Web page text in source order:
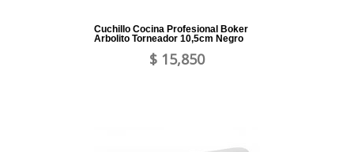
Cuchillo Cocina Profesional Boker
Arbolito Torneador 10,5cm Negro
$ 15,850